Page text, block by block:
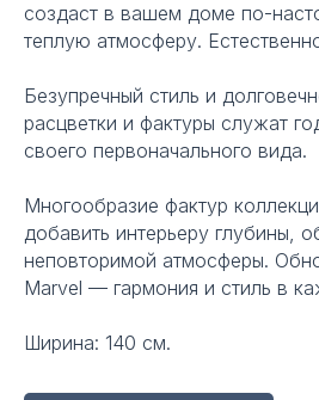
создаст в вашем доме по-
теплую атмосферу.
Безупречный стиль и
расцветки и фактуры служат
своего первоначального вида.
Многообразие фактур
добавить интерьеру глубины,
неповторимой атмосферы.
Marvel — гармония и стиль в
Ширина: 140 см.